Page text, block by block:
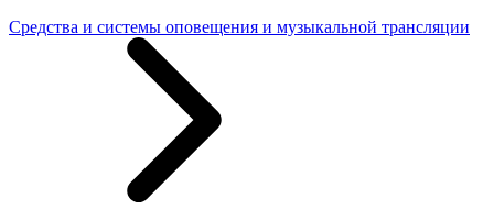
Средства и системы оповещения и музыкальной трансляции